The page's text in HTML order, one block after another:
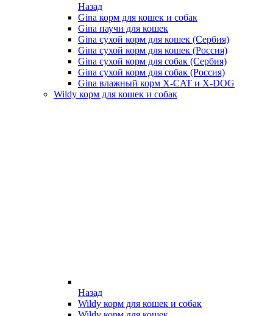
Назад
Gina корм для кошек и собак
Gina паучи для кошек
Gina сухой корм для кошек (Сербия)
Gina сухой корм для кошек (Россия)
Gina сухой корм для собак (Сербия)
Gina сухой корм для собак (Россия)
Gina влажный корм X-CAT и X-DOG
Wildy корм для кошек и собак
Назад
Wildy корм для кошек и собак